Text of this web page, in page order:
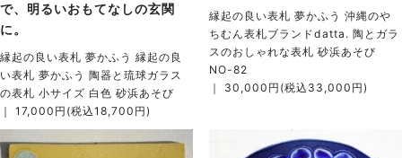
で、明るいおもてなしの玄関
に。
縁起の良い表札 夢かふう 縁起の良
い表札 夢かふう 陶器と琉球ガラス
の表札 小サイズ 白色 砂浜あそび
｜ 17,000円(税込18,700円)
縁起の良い表札 夢かふう 沖縄のや
ちむん表札ブランドdatta. 陶とガラ
スのおしゃれな表札 砂浜あそび
NO-82
｜ 30,000円(税込33,000円)